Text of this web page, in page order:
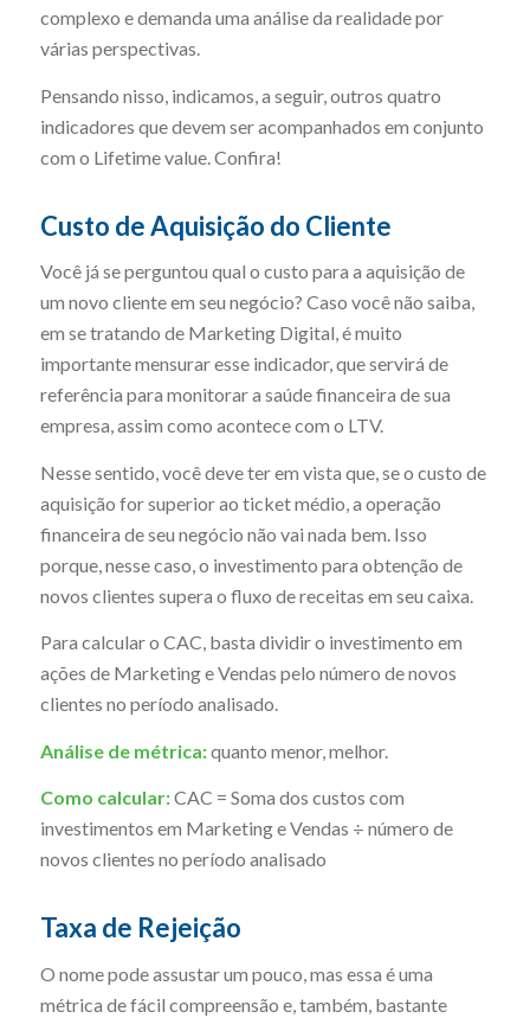
complexo e demanda uma análise da realidade por
várias perspectivas.
Pensando nisso, indicamos, a seguir, outros quatro
indicadores que devem ser acompanhados em conjunto
com o Lifetime value. Confira!
Custo de Aquisição do Cliente
Você já se perguntou qual o custo para a aquisição de
um novo cliente em seu negócio? Caso você não saiba,
em se tratando de Marketing Digital, é muito
importante mensurar esse indicador, que servirá de
referência para monitorar a saúde financeira de sua
empresa, assim como acontece com o LTV.
Nesse sentido, você deve ter em vista que, se o custo de
aquisição for superior ao ticket médio, a operação
financeira de seu negócio não vai nada bem. Isso
porque, nesse caso, o investimento para obtenção de
novos clientes supera o fluxo de receitas em seu caixa.
Para calcular o CAC, basta dividir o investimento em
ações de Marketing e Vendas pelo número de novos
clientes no período analisado.
Análise de métrica:quanto menor, melhor.
Como calcular:CAC = Soma dos custos com
investimentos em Marketing e Vendas ÷ número de
novos clientes no período analisado
Taxa de Rejeição
O nome pode assustar um pouco, mas essa é uma
métrica de fácil compreensão e, também, bastante